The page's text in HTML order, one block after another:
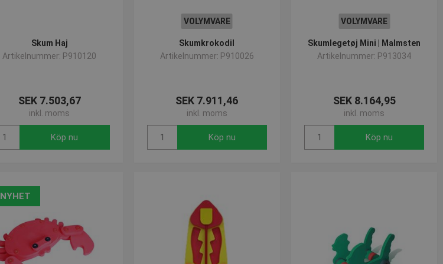
Skum Haj
Artikelnummer: P910120
SEK 7.503,67
inkl. moms
Köp nu
VOLYMVARE
Skumkrokodil
Artikelnummer: P910026
SEK 7.911,46
inkl. moms
Köp nu
VOLYMVARE
Skumlegetøj Mini | Malmsten
Artikelnummer: P913034
SEK 8.164,95
inkl. moms
Köp nu
NYHET